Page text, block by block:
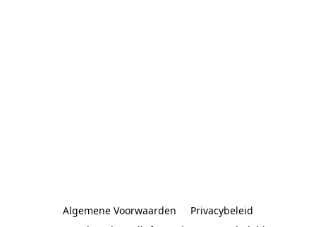
Algemene Voorwaarden
Privacybeleid